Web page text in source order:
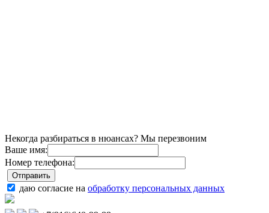
Некогда разбираться в нюансах? Мы перезвоним
Ваше имя:
Номер телефона:
даю согласие на обработку персональных данных